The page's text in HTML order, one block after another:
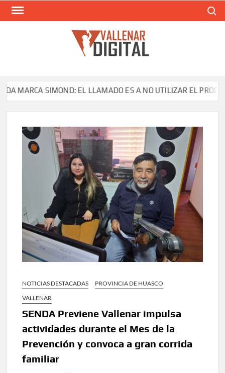
Saltar
SIMOND: EL LLAMADO ES A NO UTILIZAR EL PRODUCTO
NOTICIAS DESTACADAS
PROVINCIA DE HUASCO
VALLENAR
SENDA Previene Vallenar impulsa
actividades durante el Mes de la
Prevención y convoca a gran corrida
familiar